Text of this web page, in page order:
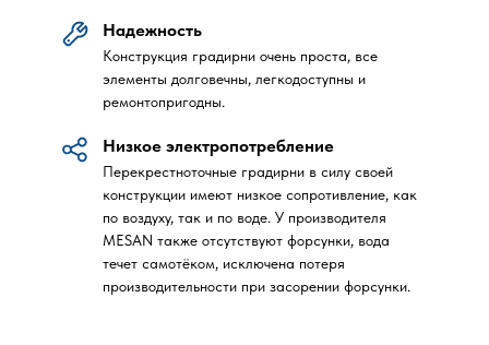
Низкое электропотребление
Перекрестноточные градирни в силу своей
конструкции имеют низкое сопротивление, как
по воздуху, так и по воде. У производителя
MESAN также отсутствуют форсунки, вода
течет самотёком, исключена потеря
производительности при засорении форсунки.
Надежность
Конструкция градирни очень проста, все
элементы долговечны, легкодоступны и
ремонтопригодны.